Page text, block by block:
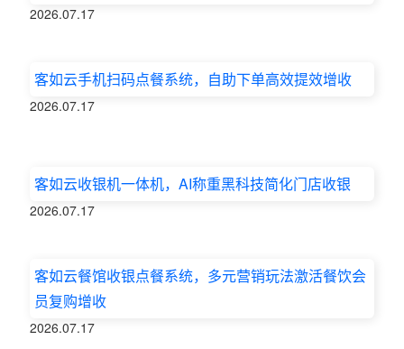
2026.07.17
客如云手机扫码点餐系统，自助下单高效提效增收
2026.07.17
客如云收银机一体机，AI称重黑科技简化门店收银
2026.07.17
客如云餐馆收银点餐系统，多元营销玩法激活餐饮会
员复购增收
2026.07.17